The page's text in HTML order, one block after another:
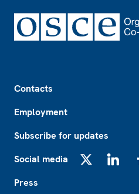
Contacts
Employment
Subscribe for updates
Social media
Press